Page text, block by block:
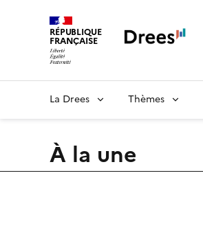
RÉPUBLIQUE
FRANÇAISE
La Drees Thèmes
À la une